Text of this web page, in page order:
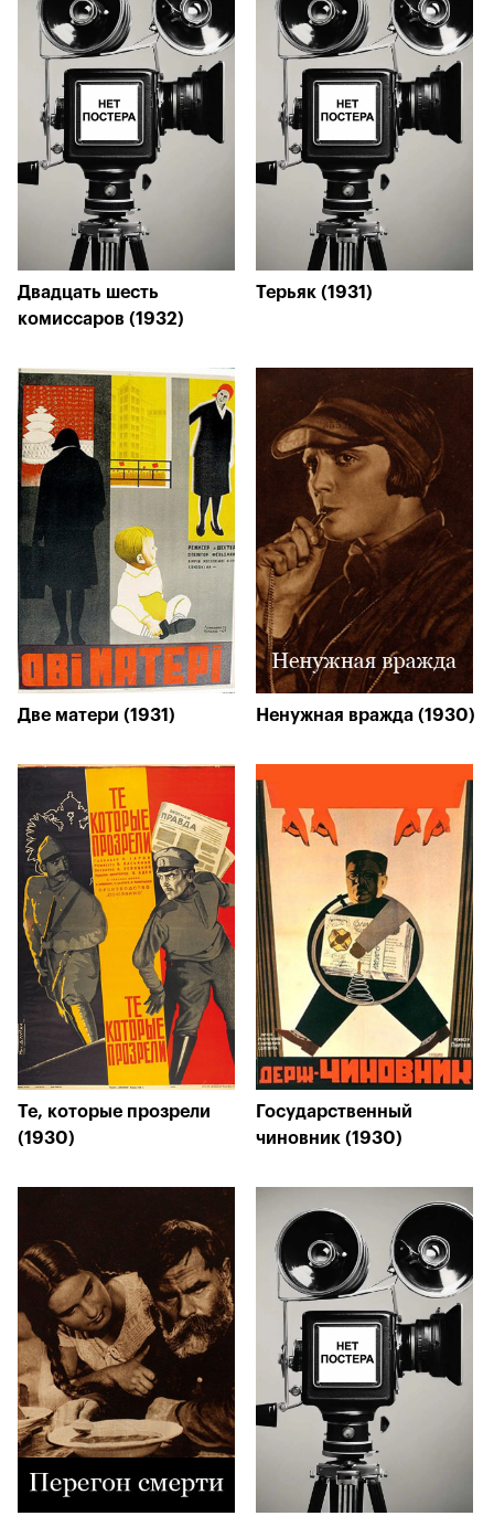
Двадцать шесть
комиссаров (1932)
Терьяк (1931)
Две матери (1931) Ненужная вражда (1930)
Те, которые прозрели
(1930)
Государственный
чиновник (1930)